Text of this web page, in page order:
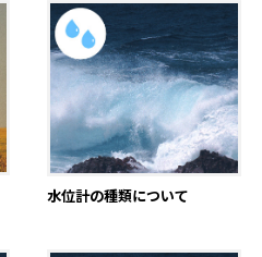
水位計の種類について